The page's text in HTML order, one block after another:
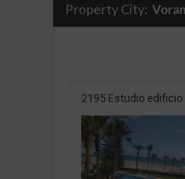
Property City:
2195 Estudio edificio